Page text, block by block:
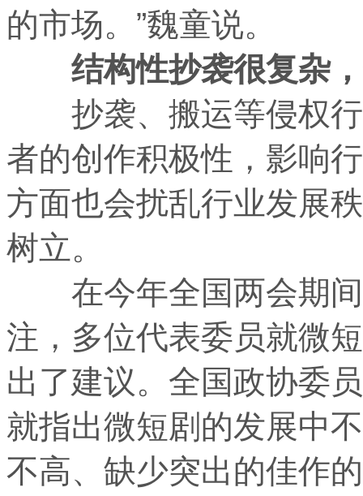
的市场。”魏童说。
结构性抄袭很复杂，
抄袭、搬运等侵权行
者的创作积极性，影响
方面也会扰乱行业发展
树立。
在今年全国两会期间
注，多位代表委员就微
出了建议。全国政协委
就指出微短剧的发展中
不高、缺少突出的佳作